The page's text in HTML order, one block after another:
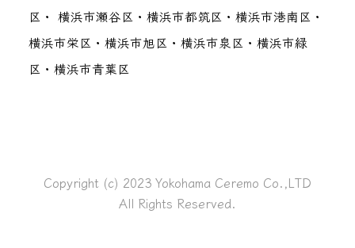
区・ 横浜市瀬谷区・横浜市都筑区・横浜市港南区・
横浜市栄区・横浜市旭区・横浜市泉区・横浜市緑
区・横浜市青葉区
Copyright (c) 2023 Yokohama Ceremo Co.,LTD
All Rights Reserved.